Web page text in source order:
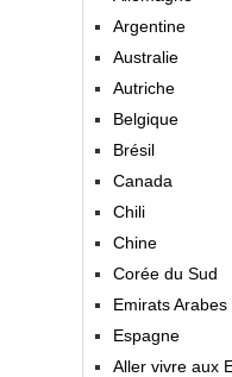
Argentine
Australie
Autriche
Belgique
Brésil
Canada
Chili
Chine
Corée du Sud
Emirats Arabes
Espagne
Aller vivre aux